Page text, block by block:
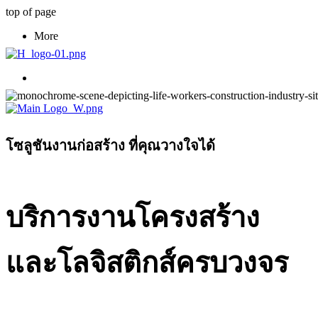
top of page
More
โซลูชันงานก่อสร้าง ที่คุณวางใจได้
บริการงานโครงสร้าง
และโลจิสติกส์ครบวงจร